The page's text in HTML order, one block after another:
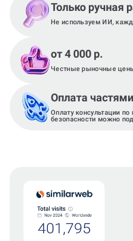
Только ручная
Не используем ИИ,
от 4 000 р.
Честные рыночные
Оплата частями
Оплату консультации
безопасности можно